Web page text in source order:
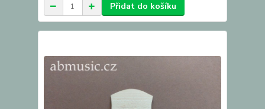
Přidat do košíku